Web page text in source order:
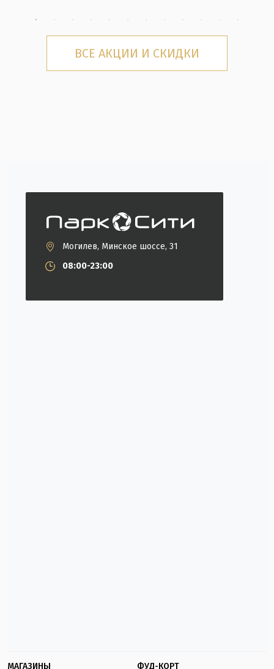
ВСЕ АКЦИИ И СКИДКИ
Могилев, Минское шоссе, 31
08:00-23:00
МАГАЗИНЫ ФУД-КОРТ